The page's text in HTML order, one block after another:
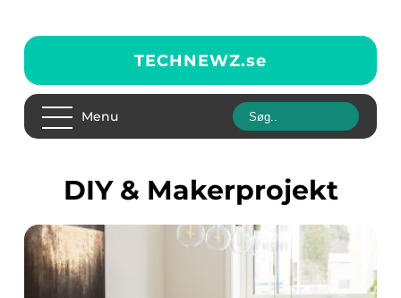
TECHNEWZ.se
Menu
DIY & Makerprojekt